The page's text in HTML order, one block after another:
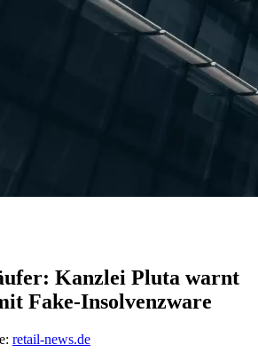
Kanzlei Pluta warnt
Fake-Insolvenzware
retail-news.de